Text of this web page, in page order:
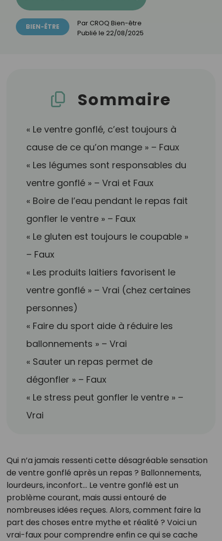
BIEN-ÊTRE Par CROQ Bien-être
Publié le 22/08/2025
Sommaire
« Le ventre gonflé, c’est toujours à
cause de ce qu’on mange » – Faux
« Les légumes sont responsables du
ventre gonflé » – Vrai et Faux
« Boire de l’eau pendant le repas fait
gonfler le ventre » – Faux
« Le gluten est toujours le coupable »
– Faux
« Les produits laitiers favorisent le
ventre gonflé » – Vrai (chez certaines
personnes)
« Faire du sport aide à réduire les
ballonnements » – Vrai
« Sauter un repas permet de
dégonfler » – Faux
« Le stress peut gonfler le ventre » –
Vrai
Qui n’a jamais ressenti cette désagréable sensation
de ventre gonflé après un repas ? Ballonnements,
lourdeurs, inconfort… Le ventre gonflé est un
problème courant, mais aussi entouré de
nombreuses idées reçues. Alors, comment faire la
part des choses entre mythe et réalité ? Voici un
vrai-faux pour comprendre enfin ce qui se cache